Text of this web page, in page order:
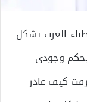
العرب بشكل
وجودي
كيف غادر